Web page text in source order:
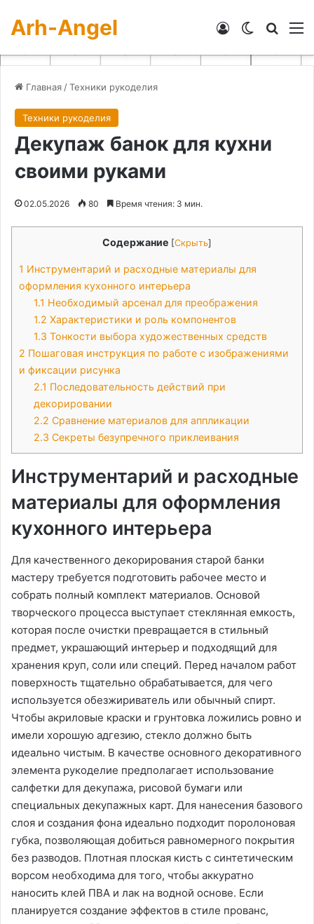
Arh-Angel Switch skin
Войти
Главная /Техники рукоделия
Техники рукоделия
Декупаж банок для кухни
своими руками
02.05.2026 80 Время чтения: 3 мин.
Содержание [Скрыть]
1 Инструментарий и расходные материалы для
оформления кухонного интерьера
1.1 Необходимый арсенал для преображения
1.2 Характеристики и роль компонентов
1.3 Тонкости выбора художественных средств
2 Пошаговая инструкция по работе с изображениями
и фиксации рисунка
2.1 Последовательность действий при
декорировании
2.2 Сравнение материалов для аппликации
2.3 Секреты безупречного приклеивания
Инструментарий и расходные
материалы для оформления
кухонного интерьера
Для качественного декорирования старой банки
мастеру требуется подготовить рабочее место и
собрать полный комплект материалов. Основой
творческого процесса выступает стеклянная емкость,
которая после очистки превращается в стильный
предмет, украшающий интерьер и подходящий для
хранения круп, соли или специй. Перед началом работ
поверхность тщательно обрабатывается, для чего
используется обезжириватель или обычный спирт.
Чтобы акриловые краски и грунтовка ложились ровно и
имели хорошую адгезию, стекло должно быть
идеально чистым. В качестве основного декоративного
элемента рукоделие предполагает использование
салфетки для декупажа, рисовой бумаги или
специальных декупажных карт. Для нанесения базового
слоя и создания фона идеально подходит поролоновая
губка, позволяющая добиться равномерного покрытия
без разводов. Плотная плоская кисть с синтетическим
ворсом необходима для того, чтобы аккуратно
наносить клей ПВА и лак на водной основе. Если
планируется создание эффектов в стиле прованс,